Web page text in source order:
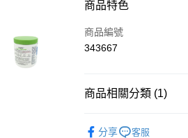
付款方式
信用卡
商品特色
商品編號
343667
商品相關分類 (1)
分享
客服